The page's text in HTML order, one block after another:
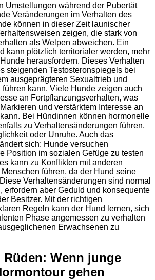
Umstellungen während der Pubertät
Veränderungen im Verhalten des
können in dieser Zeit launischer
zeigen, die stark von
als Welpen abweichen. Ein
kann plötzlich territorialer werden, mehr
herausfordern. Dieses Verhalten
steigenden Testosteronspiegels bei
ausgeprägteren Sexualtrieb und
kann. Viele Hunde zeigen auch
an Fortpflanzungsverhalten, was
und verstärktem Interesse an
Bei Hündinnen können hormonelle
zu Verhaltensänderungen führen,
oder Unruhe. Auch das
sich: Hunde versuchen
Position im sozialen Gefüge zu testen
kann zu Konflikten mit anderen
führen, da der Hund seine
Verhaltensänderungen sind normal
erfordern aber Geduld und konsequente
Besitzer. Mit der richtigen
Regeln kann der Hund lernen, sich
Phase angemessen zu verhalten
Erwachsenen zu
Rüden: Wenn junge
gehen